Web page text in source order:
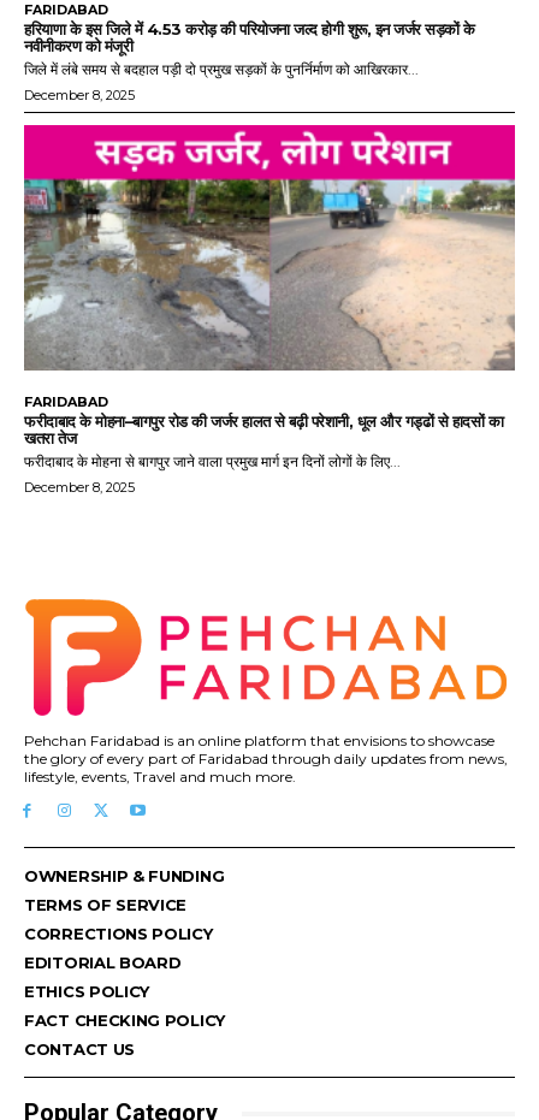
FARIDABAD
हरियाणा के इस जिले में 4.53 करोड़ की परियोजना जल्द होगी शुरू, इन जर्जर सड़कों के
नवीनीकरण को मंजूरी
जिले में लंबे समय से बदहाल पड़ी दो प्रमुख सड़कों के पुनर्निर्माण को आखिरकार...
December 8, 2025
FARIDABAD
फरीदाबाद के मोहना–बागपुर रोड की जर्जर हालत से बढ़ी परेशानी, धूल और गड्ढों से हादसों का
खतरा तेज
फरीदाबाद के मोहना से बागपुर जाने वाला प्रमुख मार्ग इन दिनों लोगों के लिए...
December 8, 2025
Pehchan Faridabad is an online platform that envisions to showcase
the glory of every part of Faridabad through daily updates from news,
lifestyle, events, Travel and much more.
OWNERSHIP & FUNDING
TERMS OF SERVICE
CORRECTIONS POLICY
EDITORIAL BOARD
ETHICS POLICY
FACT CHECKING POLICY
CONTACT US
Popular Category